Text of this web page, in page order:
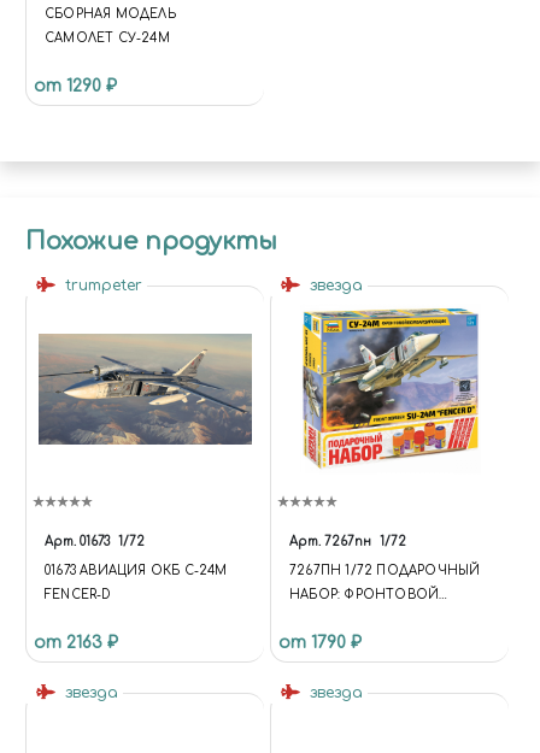
СБОРНАЯ МОДЕЛЬ
САМОЛЕТ СУ-24М
от 1290 ₽
Похожие продукты
trumpeter
Арт. 01673 1/72
01673 АВИАЦИЯ ОКБ С-24М
FENCER-D
от 2163 ₽
звезда
Арт. 7267пн 1/72
7267ПН 1/72 ПОДАРОЧНЫЙ
НАБОР: ФРОНТОВОЙ
от 1790 ₽
звезда звезда